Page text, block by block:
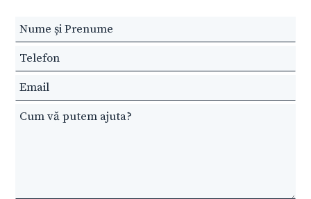
Leave
this
field
blank